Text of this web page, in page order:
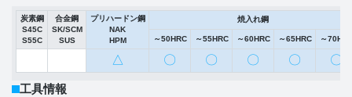
炭素鋼
S45C
S55C
合金鋼
SK/SCM
SUS
プリハードン鋼
NAK
HPM
焼入れ鋼
～50HRC ～55HRC ～60HRC ～65HRC ～
△ 〇 〇 〇 〇 〇
工具情報